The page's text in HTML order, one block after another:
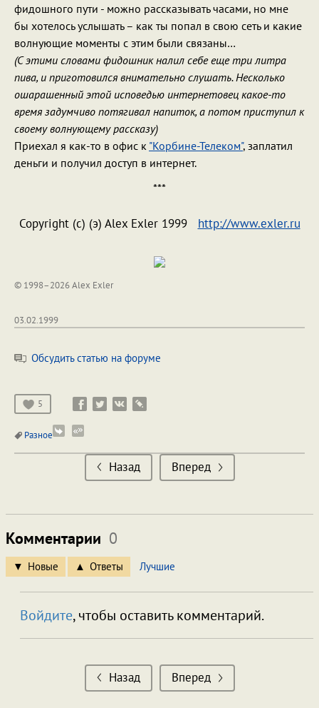
фидошного пути - можно рассказывать часами, но мне
бы хотелось услышать – как ты попал в свою сеть и какие
волнующие моменты с этим были связаны…
(С этими словами фидошник налил себе еще три литра
пива, и приготовился внимательно слушать. Несколько
ошарашенный этой исповедью интернетовец какое-то
время задумчиво потягивал напиток, а потом приступил к
своему волнующему рассказу)
Приехал я как-то в офис к "Корбине-Телеком", заплатил
деньги и получил доступ в интернет.
***
Copyright (c) (э) Alex Exler 1999 http://www.exler.ru
© 1998–2026 Alex Exler
03.02.1999
Обсудить статью на форуме
5
Разное
Назад Вперед
Комментарии 0
Новые Ответы Лучшие
Войдите, чтобы оставить комментарий.
Назад Вперед